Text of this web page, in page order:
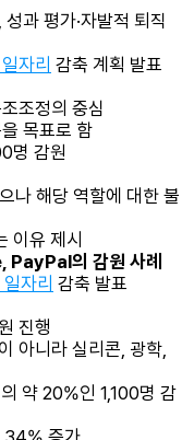
과 평가·자발적 퇴직
자리 감축 계획 발표
조정의 중심
목표로 함
명 감원
나 해당 역할에 대한 불
이유 제시
의 감원 사례
자리 감축 발표
진행
아니라 실리콘, 광학,
약 20%인 1,100명 감